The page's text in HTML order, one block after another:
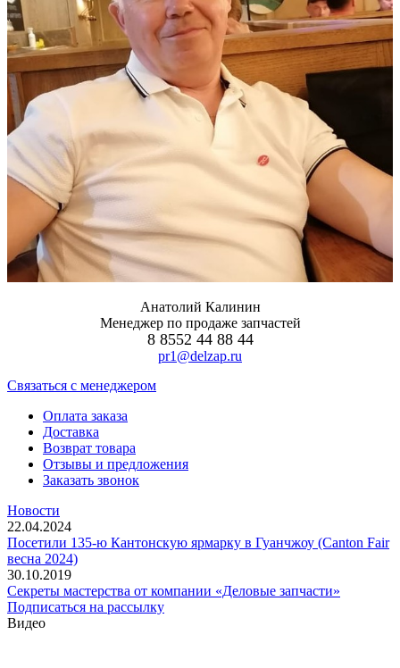
Анатолий Калинин
Менеджер по продаже запчастей
8 8552 44 88 44
pr1@delzap.ru
Cвязаться с менеджером
Оплата заказа
Доставка
Возврат товара
Отзывы и предложения
Заказать звонок
Новости
22.04.2024
Посетили 135-ю Кантонскую ярмарку в Гуанчжоу (Canton Fair
весна 2024)
Секреты мастерства от компании «Деловые запчасти»
Подписаться на рассылку
Подвеска рессорная для прицепов и полуприцепов
уневерсальная (часть 1)